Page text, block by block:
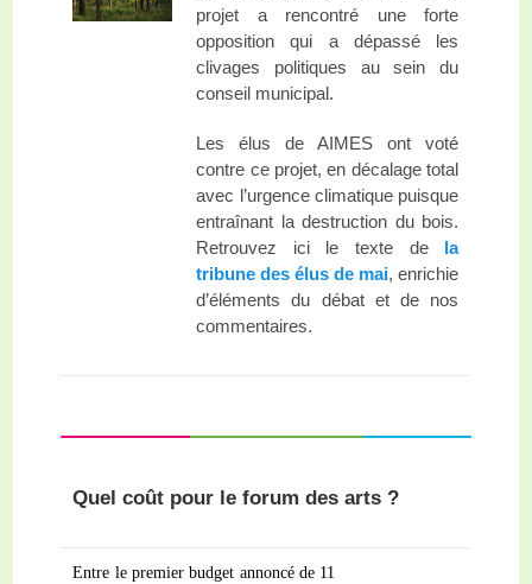
projet a rencontré une forte
opposition qui a dépassé les
clivages politiques au sein du
conseil municipal.
Les élus de AIMES ont voté
contre ce projet, en décalage total
avec l’urgence climatique puisque
entraînant la destruction du bois.
Retrouvez ici le texte de
la
tribune des élus de mai, enrichie
d’éléments du débat et de nos
commentaires.
Quel coût pour le forum des arts ?
Entre le premier budget annoncé de 11